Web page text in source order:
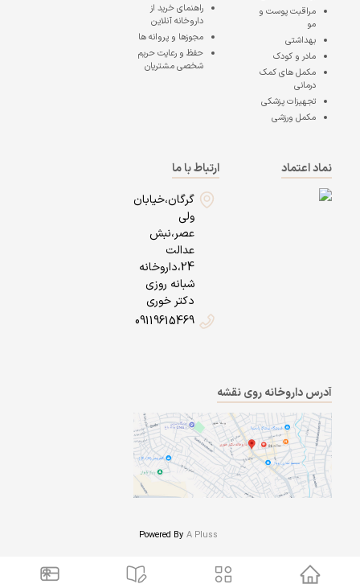
مراقبت پوست و
مو
بهداشتی
مادر و کودک
مکمل های کمک
درمانی
تجهیزات پزشکی
مکمل ورزشی
راهنمای خرید از
داروخانه آنلاین
مجوزها و پروانه ها
حفظ و رعایت حریم
شخصی مشتریان
نماد اعتماد
ارتباط با ما
گرگان،خیابان
ولی
عصر،نبش
عدالت
24،داروخانه
شبانه روزی
دکتر خوری
09119615469
آدرس داروخانه روی نقشه
A Pluss
Powered By